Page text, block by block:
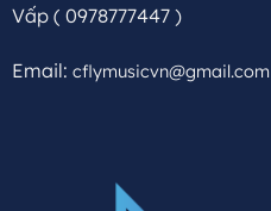
Vấp( 0978777447 )
Email: cflymusicvn@gmail.com